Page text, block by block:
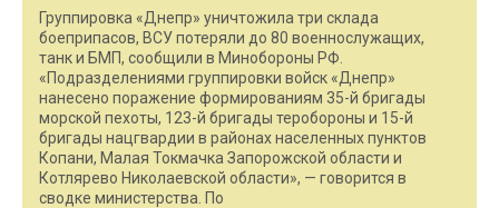
Группировка «Днепр» уничтожила три склада
боеприпасов, ВСУ потеряли до 80 военнослужащих,
танк и БМП, сообщили в Минобороны РФ.
«Подразделениями группировки войск «Днепр»
нанесено поражение формированиям 35-й бригады
морской пехоты, 123-й бригады теробороны и 15-й
бригады нацгвардии в районах населенных пунктов
Копани, Малая Токмачка Запорожской области и
Котлярево Николаевской области», — говорится в
сводке министерства. По